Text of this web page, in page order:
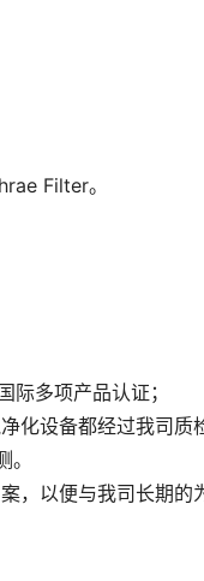
Filter。
多项产品认证；
化设备都经过我司质
，以便与我司长期的